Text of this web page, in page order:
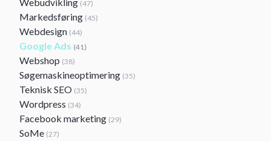
(47)
Markedsføring (45)
Webdesign (44)
Google Ads (41)
Webshop (38)
Søgemaskineoptimering (35)
Teknisk SEO (35)
Wordpress (34)
Facebook marketing (29)
SoMe (27)